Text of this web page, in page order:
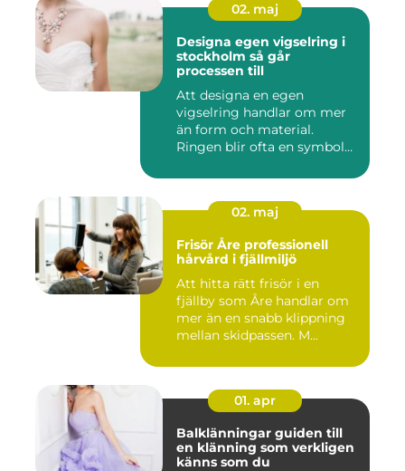
02. maj
Designa egen vigselring i
stockholm så går
processen till
Att designa en egen
vigselring handlar om mer
än form och material.
Ringen blir ofta en symbol
02. maj
Frisör Åre professionell
hårvård i fjällmiljö
Att hitta rätt frisör i en
fjällby som Åre handlar om
mer än en snabb klippning
mellan skidpassen. M...
01. apr
Balklänningar guiden till
en klänning som verkligen
känns som du